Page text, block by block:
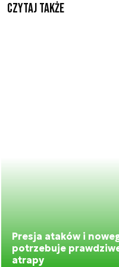
Czytaj także
Presja ataków i
potrzebuje
atrapy